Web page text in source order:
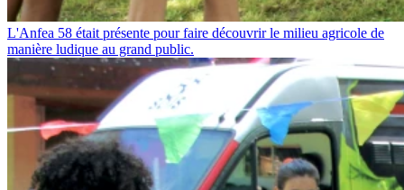
L'Anfea 58 était présente pour faire découvrir le milieu agricole de
manière ludique au grand public.